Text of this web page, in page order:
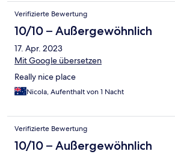
Verifizierte Bewertung
10/10 – Außergewöhnlich
17. Apr. 2023
Mit Google übersetzen
Really nice place
Nicola, Aufenthalt von 1 Nacht
Verifizierte Bewertung
10/10 – Außergewöhnlich